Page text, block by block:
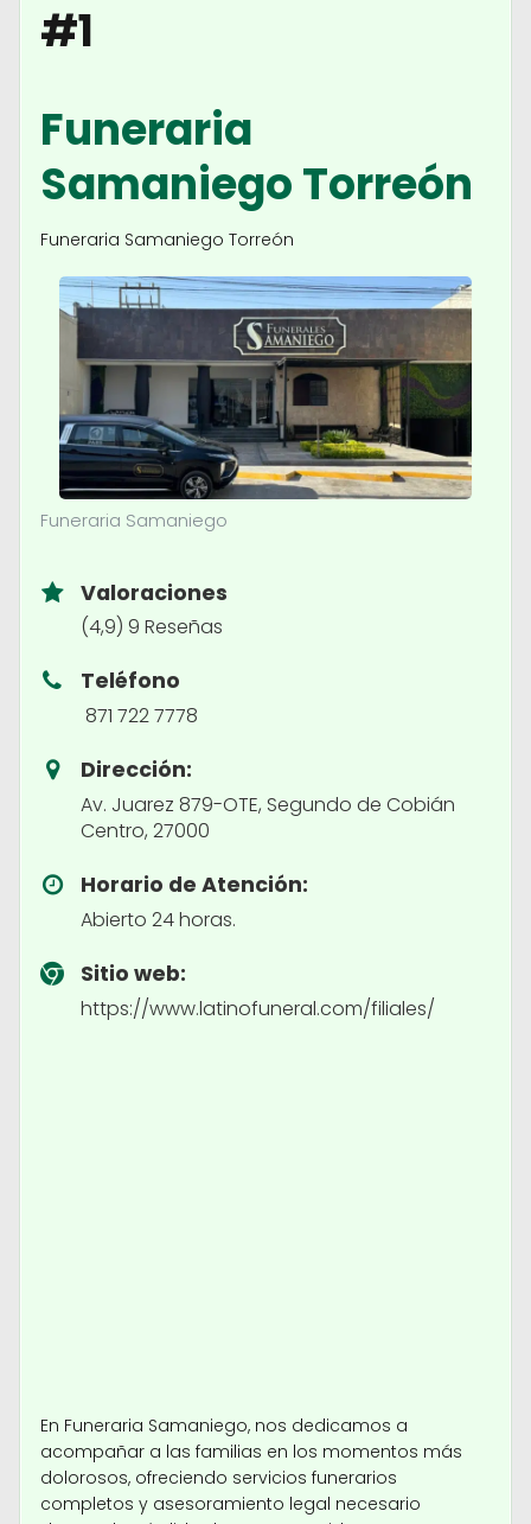
#1
Funeraria
Samaniego Torreón
Funeraria Samaniego Torreón
Funeraria Samaniego
Valoraciones
(4,9) 9 Reseñas
Teléfono
871 722 7778
Dirección:
Av. Juarez 879-OTE, Segundo de Cobián
Centro, 27000
Horario de Atención:
Abierto 24 horas.
Sitio web:
https://www.latinofuneral.com/filiales/
En Funeraria Samaniego, nos dedicamos a
acompañar a las familias en los momentos más
dolorosos, ofreciendo servicios funerarios
completos y asesoramiento legal necesario